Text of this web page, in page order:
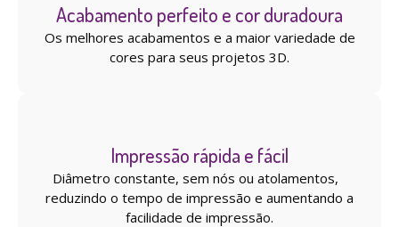
Acabamento perfeito e cor duradoura
Os melhores acabamentos e a maior variedade de
cores para seus projetos 3D.
Impressão rápida e fácil
Diâmetro constante, sem nós ou atolamentos,
reduzindo o tempo de impressão e aumentando a
facilidade de impressão.